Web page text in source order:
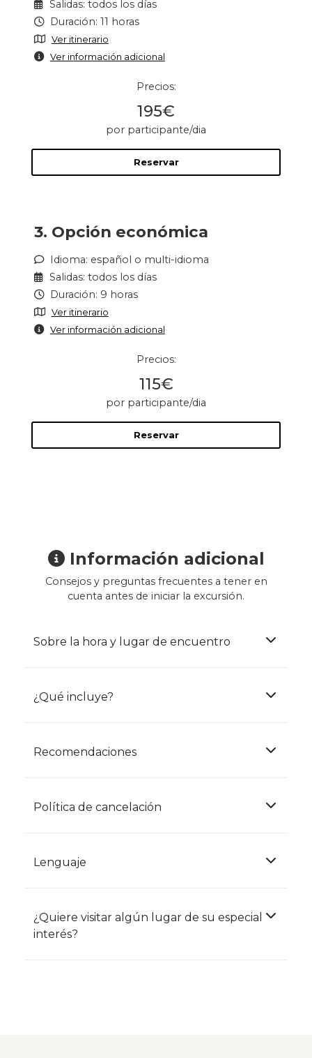
Salidas: todos los días
Duración: 11 horas
Ver itinerario
Ver información adicional
Precios:
195€
por participante/dia
Reservar
3. Opción económica
Idioma: español o multi-idioma
Salidas: todos los días
Duración: 9 horas
Ver itinerario
Ver información adicional
Precios:
115€
por participante/dia
Reservar
Información adicional
Consejos y preguntas frecuentes a tener en
cuenta antes de iniciar la excursión.
Sobre la hora y lugar de encuentro
¿Qué incluye?
Recomendaciones
Política de cancelación
Lenguaje
¿Quiere visitar algún lugar de su especial
interés?